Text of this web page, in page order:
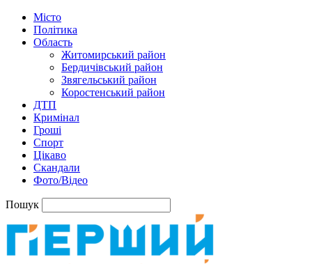
Місто
Політика
Область
Житомирський район
Бердичівський район
Звягельський район
Коростенський район
ДТП
Кримінал
Гроші
Спорт
Цікаво
Скандали
Фото/Відео
Пошук